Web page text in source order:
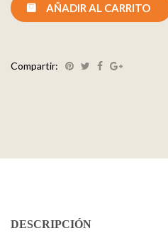
AÑADIR AL CARRITO
Compartir:
DESCRIPCIÓN